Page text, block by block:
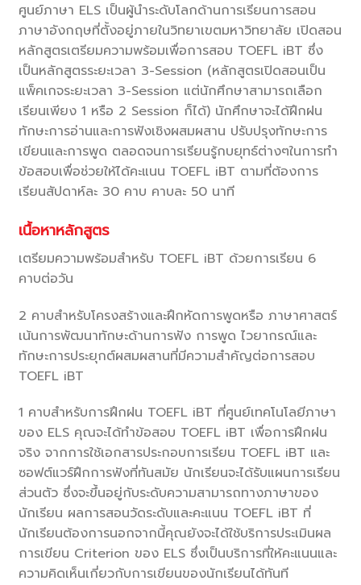
ศูนย์ภาษา ELS เป็นผู้นำระดับโลกด้านการเรียนการสอน
ภาษาอังกฤษที่ตั้งอยู่ภายในวิทยาเขตมหาวิทยาลัย เปิดสอน
หลักสูตรเตรียมความพร้อมเพื่อการสอบ TOEFL iBT ซึ่ง
เป็นหลักสูตรระยะเวลา 3-Session (หลักสูตรเปิดสอนเป็น
แพ็คเกจระยะเวลา 3-Session แต่นักศึกษาสามารถเลือก
เรียนเพียง 1 หรือ 2 Session ก็ได้) นักศึกษาจะได้ฝึกฝน
ทักษะการอ่านและการฟังเชิงผสมผสาน ปรับปรุงทักษะการ
เขียนและการพูด ตลอดจนการเรียนรู้กบยุทธ์ต่างๆในการทำ
ข้อสอบเพื่อช่วยให้ได้คะแนน TOEFL iBT ตามที่ต้องการ
เรียนสัปดาห์ละ 30 คาบ คาบละ 50 นาที
เนื้อหาหลักสูตร
เตรียมความพร้อมสำหรับ TOEFL iBT ด้วยการเรียน 6
คาบต่อวัน
2 คาบสำหรับโครงสร้างและฝึกหัดการพูดหรือ ภาษาศาสตร์
เน้นการพัฒนาทักษะด้านการฟัง การพูด ไวยากรณ์และ
ทักษะการประยุกต์ผสมผสานที่มีความสำคัญต่อการสอบ
TOEFL iBT
1 คาบสำหรับการฝึกฝน TOEFL iBT ที่ศูนย์เทคโนโลยีภาษา
ของ ELS คุณจะได้ทำข้อสอบ TOEFL iBT เพื่อการฝึกฝน
จริง จากการใช้เอกสารประกอบการเรียน TOEFL iBT และ
ซอฟต์แวร์ฝึกการฟังที่ทันสมัย นักเรียนจะได้รับแผนการเรียน
ส่วนตัว ซึ่งจะขึ้นอยู่กับระดับความสามารถทางภาษาของ
นักเรียน ผลการสอนวัดระดับและคะแนน TOEFL iBT ที่
นักเรียนต้องการนอกจากนี้คุณยังจะได้ใช้บริการประเมินผล
การเขียน Criterion ของ ELS ซึ่งเป็นบริการที่ให้คะแนนและ
ความคิดเห็นเกี่ยวกับการเขียนของนักเรียนได้ทันที